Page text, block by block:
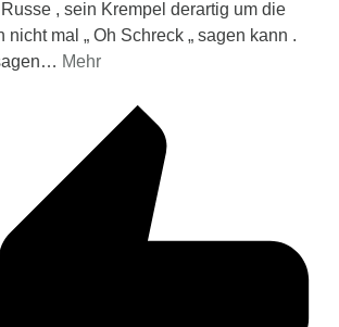
, sein Krempel derartig um die
nicht mal „ Oh Schreck „ sagen kann .
… Mehr